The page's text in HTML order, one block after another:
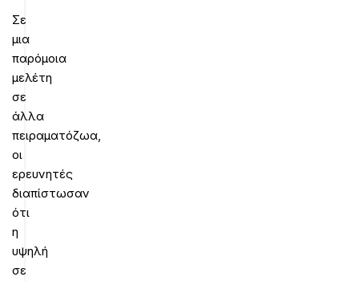
Σε
μια
παρόμοια
μελέτη
σε
άλλα
πειραματόζωα,
οι
ερευνητές
διαπίστωσαν
ότι
η
υψηλή
σε